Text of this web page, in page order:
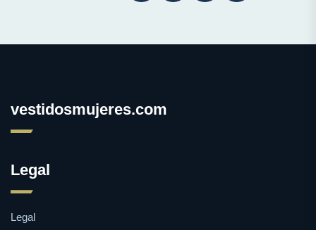
vestidosmujeres.com
Legal
Legal